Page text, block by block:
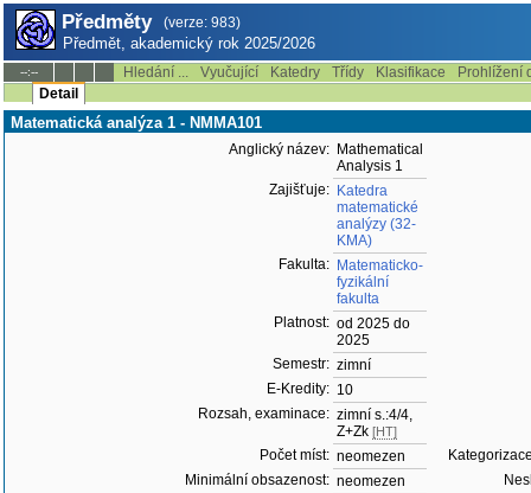
Předměty (verze: 983)
Předmět, akademický rok 2025/2026
--:-- Hledání ... Vyučující Katedry Třídy Klasifikace
Prohlížení
Detail
Matematická analýza 1 - NMMA101
Anglický název: Mathematical
Analysis 1
Zajišťuje: Katedra
matematické
analýzy (32-
KMA)
Fakulta: Matematicko-
fyzikální
fakulta
Platnost: od 2025 do
2025
Semestr: zimní
E-Kredity: 10
Rozsah, examinace: zimní s.:4/4,
Z+Zk [HT]
Počet míst: neomezen
Minimální obsazenost: neomezen